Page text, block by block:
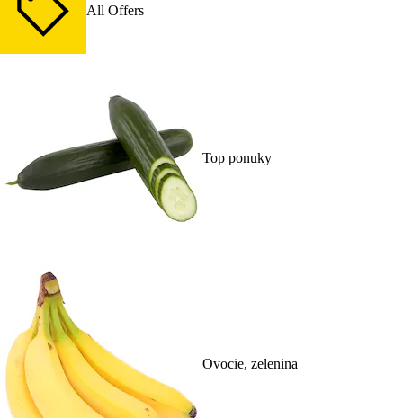
All Offers
Top ponuky
Ovocie, zelenina